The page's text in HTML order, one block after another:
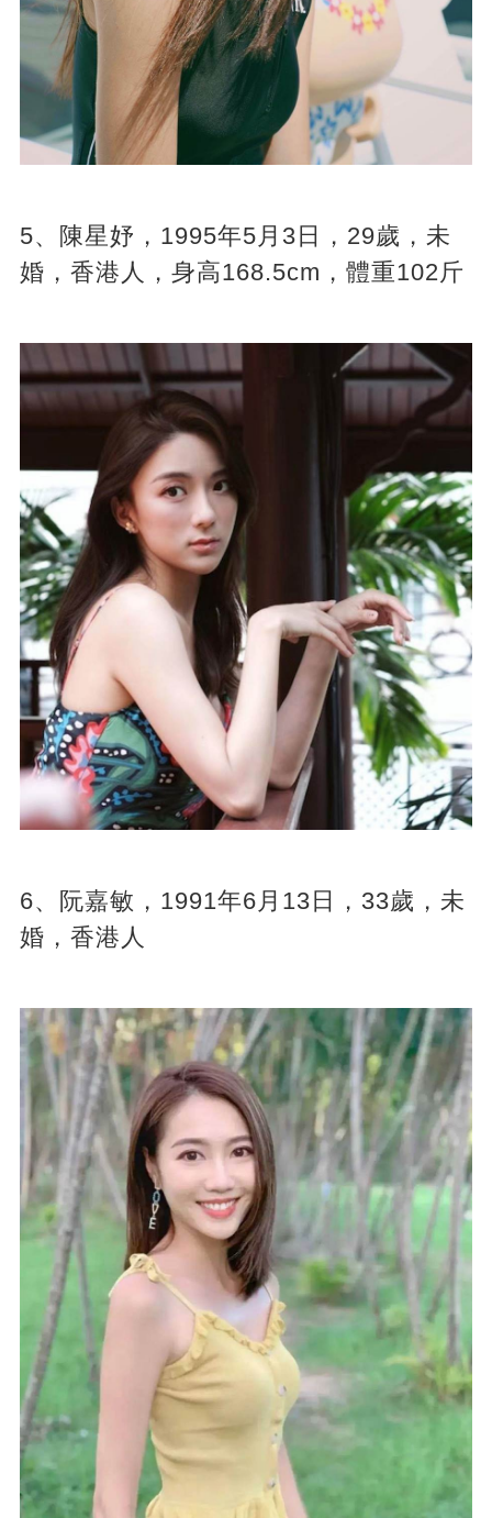
5、陳星妤，1995年5月3日，29歲，未
婚，香港人，身高168.5cm，體重102斤
6、阮嘉敏，1991年6月13日，33歲，未
婚，香港人